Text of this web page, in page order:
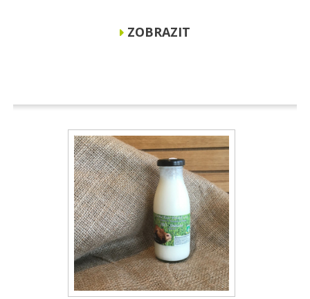
ZOBRAZIT